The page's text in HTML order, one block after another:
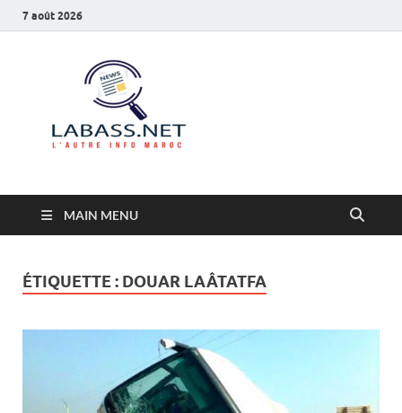
7 août 2026
MAIN MENU
ÉTIQUETTE : DOUAR LAÂTATFA